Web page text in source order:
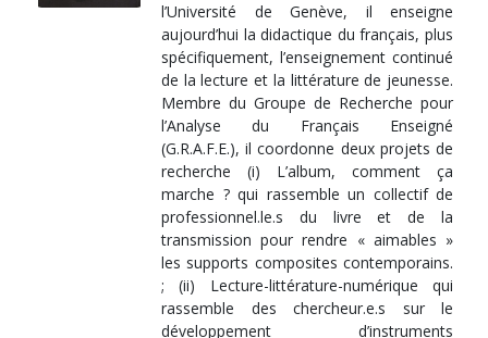
l’Université de Genève, il enseigne
aujourd’hui la didactique du français, plus
spécifiquement, l’enseignement continué
de la lecture et la littérature de jeunesse.
Membre du Groupe de Recherche pour
l’Analyse du Français Enseigné
(G.R.A.F.E.), il coordonne deux projets de
recherche (i) L’album, comment ça
marche ? qui rassemble un collectif de
professionnel.le.s du livre et de la
transmission pour rendre « aimables »
les supports composites contemporains.
; (ii) Lecture-littérature-numérique qui
rassemble des chercheur.e.s sur le
développement d’instruments